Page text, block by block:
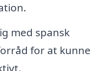
med spansk
for at kunne